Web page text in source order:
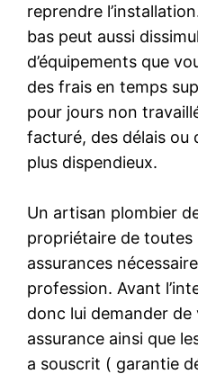
reprendre
bas peut aussi
d’équipements que
des frais en temps
pour jours non
facturé, des délais
plus dispendieux.
Un artisan plombier
propriétaire de
assurances
profession. Avant
donc lui demander
assurance ainsi que
a souscrit ( garantie